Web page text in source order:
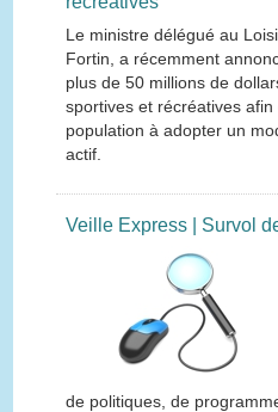
Le ministre délégué au
Fortin, a récemment
plus de 50 millions de
sportives et récréatives afin
population à adopter un
actif.
Veille Express | Survol
de politiques, de